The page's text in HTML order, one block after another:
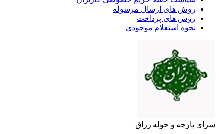
روش های ارسال مرسوله
روش های پرداخت
نحوه استعلام موجودی
سرای پارچه و حوله رزاق